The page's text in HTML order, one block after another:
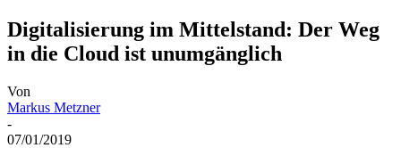
Digitalisierung im Mittelstand: Der Weg
in die Cloud ist unumgänglich
Von
Markus Metzner
-
07/01/2019